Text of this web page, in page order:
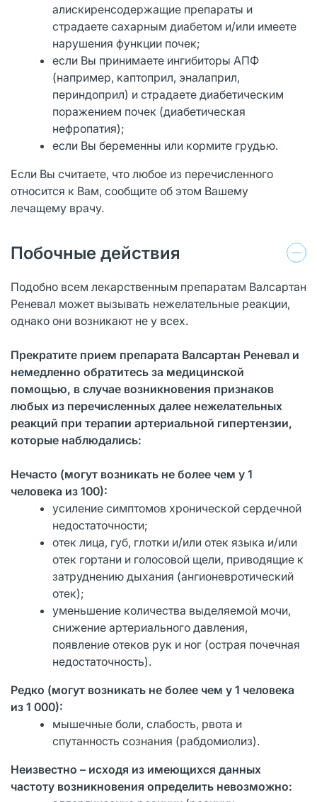
алискиренсодержащие препараты и
страдаете сахарным диабетом и/или имеете
нарушения функции почек;
если Вы принимаете ингибиторы АПФ
(например, каптоприл, эналаприл,
периндоприл) и страдаете диабетическим
поражением почек (диабетическая
нефропатия);
если Вы беременны или кормите грудью.
Если Вы считаете, что любое из перечисленного
относится к Вам, сообщите об этом Вашему
лечащему врачу.
Побочные действия
Подобно всем лекарственным препаратам Валсартан
Реневал может вызывать нежелательные реакции,
однако они возникают не у всех.
Прекратите прием препарата Валсартан Реневал и
немедленно обратитесь за медицинской
помощью, в случае возникновения признаков
любых из перечисленных далее нежелательных
реакций при терапии артериальной гипертензии,
которые наблюдались:
Нечасто (могут возникать не более чем у 1
человека из 100):
усиление симптомов хронической сердечной
недостаточности;
отек лица, губ, глотки и/или отек языка и/или
отек гортани и голосовой щели, приводящие к
затруднению дыхания (ангионевротический
отек);
уменьшение количества выделяемой мочи,
снижение артериального давления,
появление отеков рук и ног (острая почечная
недостаточность).
Редко (могут возникать не более чем у 1 человека
из 1 000):
мышечные боли, слабость, рвота и
спутанность сознания (рабдомиолиз).
Неизвестно – исходя из имеющихся данных
частоту возникновения определить невозможно: